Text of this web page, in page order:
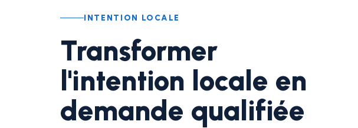
INTENTION LOCALE
Transformer
l'intention locale en
demande qualifiée